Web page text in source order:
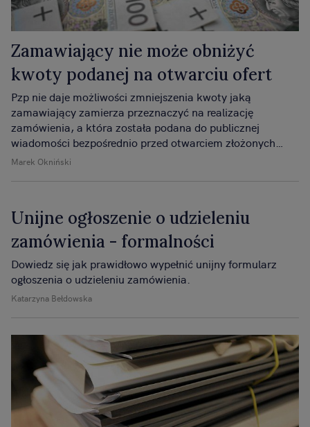
Zamawiający nie może obniżyć
kwoty podanej na otwarciu ofert
Marek Okniński
Pzp nie daje możliwości zmniejszenia kwoty jaką
zamawiający zamierza przeznaczyć na realizację
zamówienia, a która została podana do publicznej
wiadomości bezpośrednio przed otwarciem złożonych
ofert.
Unijne ogłoszenie o udzieleniu
zamówienia - formalności
Katarzyna Bełdowska
Dowiedz się jak prawidłowo wypełnić unijny formularz
ogłoszenia o udzieleniu zamówienia.